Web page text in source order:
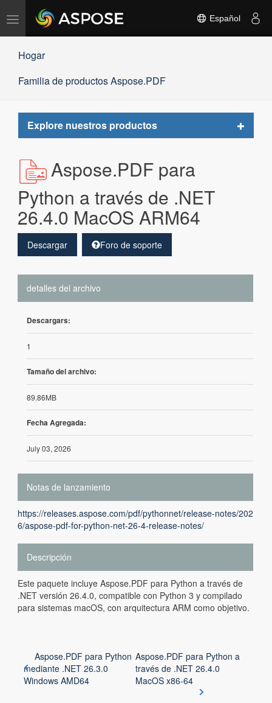
Alternar
navegación
Español
Hogar
Familia de productos Aspose.PDF
Explore nuestros productos
Toggle
Aspose.PDF para
Python a través de .NET
26.4.0 MacOS ARM64
Descargar Foro de soporte
detalles del archivo
Descargars:
1
Tamaño del archivo:
89.86MB
Fecha Agregada:
July 03, 2026
Notas de lanzamiento
https://releases.aspose.com/pdf/pythonnet/release-notes/202
6/aspose-pdf-for-python-net-26-4-release-notes/
Descripción
Este paquete incluye Aspose.PDF para Python a través de
.NET versión 26.4.0, compatible con Python 3 y compilado
para sistemas macOS, con arquitectura ARM como objetivo.
Aspose.PDF para Python
mediante .NET 26.3.0
Windows AMD64
Aspose.PDF para Python a
través de .NET 26.4.0
MacOS x86-64